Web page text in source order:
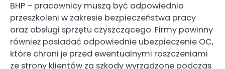
BHP – pracownicy muszą być odpowiednio
przeszkoleni w zakresie bezpieczeństwa pracy
oraz obsługi sprzętu czyszczącego. Firmy powinny
również posiadać odpowiednie ubezpieczenie OC,
które chroni je przed ewentualnymi roszczeniami
ze strony klientów za szkody wyrządzone podczas